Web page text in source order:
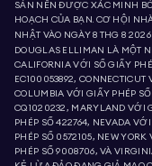
SẢN NÊN ĐƯỢC XÁC MINH
HOẠCH CỦA BẠN. CƠ HỘI
NHẬT VÀO NGÀY 8 THG 8 2026
DOUGLAS ELLIMAN LÀ MỘT
CALIFORNIA VỚI SỐ GIẤY
EC100053892, CONNECTICUT
COLUMBIA VỚI GIẤY PHÉP
CQ1020232, MARYLAND VỚI
PHÉP SỐ 422764, NEVADA
PHÉP SỐ 0572105, NEW YORK
PHÉP SỐ 9008706, VÀ